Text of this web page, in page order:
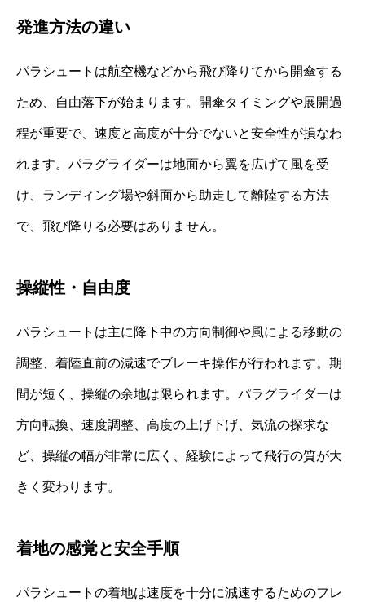
発進方法の違い
パラシュートは航空機などから飛び降りてから開傘する
ため、自由落下が始まります。開傘タイミングや展開過
程が重要で、速度と高度が十分でないと安全性が損なわ
れます。パラグライダーは地面から翼を広げて風を受
け、ランディング場や斜面から助走して離陸する方法
で、飛び降りる必要はありません。
操縦性・自由度
パラシュートは主に降下中の方向制御や風による移動の
調整、着陸直前の減速でブレーキ操作が行われます。期
間が短く、操縦の余地は限られます。パラグライダーは
方向転換、速度調整、高度の上げ下げ、気流の探求な
ど、操縦の幅が非常に広く、経験によって飛行の質が大
きく変わります。
着地の感覚と安全手順
パラシュートの着地は速度を十分に減速するためのフレ